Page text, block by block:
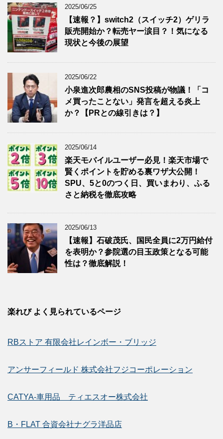
2025/06/25
【速報？】switch2（スイッチ2）ゲリラ
販売開始か？転売ヤー涙目？！気になる
現状と今後の展望
2025/06/22
小泉進次郎農相のSNS投稿が物議！「コ
メ買ったことない」発言を超える炎上
か？【PRとの線引きは？】
2025/06/14
楽天モバイルユーザー必見！楽天市場で
賢くポイントを貯める裏ワザ大公開！
SPU、5と0のつく日、買いまわり、ふる
さと納税を徹底攻略
2025/06/13
【速報】石破茂氏、国民全員に2万円給付
を表明か？参院選の目玉政策となる可能
性は？徹底解説！
楽れび よく見られているページ
RBストア 有限会社レインボー・ブリッジ
アンサーフィールド 株式会社フジコーポレーション
CATYA-車用品 ティエスオー株式会社
B・FLAT 合資会社ナグラ洋品店